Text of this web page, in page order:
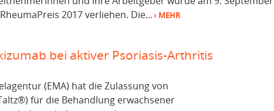
2017 verliehen. Die...› MEHR
bei aktiver Psoriasis-Arthritis
(EMA) hat die Zulassung von
für die Behandlung erwachsener